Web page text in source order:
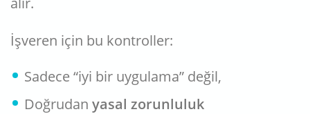
İşveren için bu kontroller:
Sadece “iyi bir uygulama” değil,
Doğrudan yasal zorunluluk